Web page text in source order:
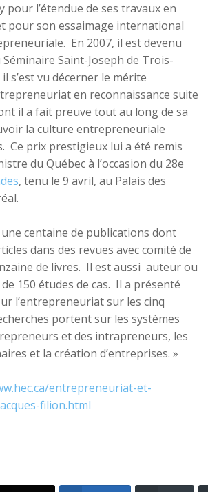
pour l’étendue de ses travaux en
pour son essaimage international
En 2007, il est devenu
Saint-Joseph de Trois-
s’est vu décerner le mérite
en reconnaissance suite
il a fait preuve tout au long de sa
la culture entrepreneuriale
Ce prix prestigieux lui a été remis
du Québec à l’occasion du 28e
, tenu le 9 avril, au Palais des
une centaine de publications dont
dans des revues avec comité de
de livres. Il est aussi auteur ou
150 études de cas. Il a présenté
l’entrepreneuriat sur les cinq
portent sur les systèmes
et des intrapreneurs, les
et la création d’entreprises. »
entrepreneuriat-et-
filion.html